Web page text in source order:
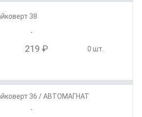
38
-
219 ₽ 0 шт.
36 / АВТОМАГНАТ
-